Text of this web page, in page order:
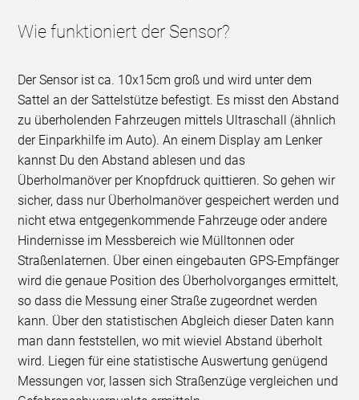
Wie funktioniert der Sensor?
Der Sensor ist ca. 10x15cm groß und wird unter dem
Sattel an der Sattelstütze befestigt. Es misst den Abstand
zu überholenden Fahrzeugen mittels Ultraschall (ähnlich
der Einparkhilfe im Auto). An einem Display am Lenker
kannst Du den Abstand ablesen und das
Überholmanöver per Knopfdruck quittieren. So gehen wir
sicher, dass nur Überholmanöver gespeichert werden und
nicht etwa entgegenkommende Fahrzeuge oder andere
Hindernisse im Messbereich wie Mülltonnen oder
Straßenlaternen. Über einen eingebauten GPS-Empfänger
wird die genaue Position des Überholvorganges ermittelt,
so dass die Messung einer Straße zugeordnet werden
kann. Über den statistischen Abgleich dieser Daten kann
man dann feststellen, wo mit wieviel Abstand überholt
wird. Liegen für eine statistische Auswertung genügend
Messungen vor, lassen sich Straßenzüge vergleichen und